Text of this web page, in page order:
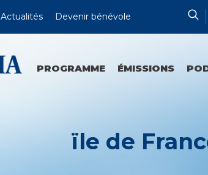
Actualités Devenir bénévole Chapelet
PROGRAMME ÉMISSIONS
ïle de